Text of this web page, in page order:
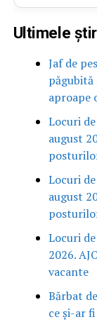
Ultimele
Jaf de
păgubită
aproape
Locuri
august
Locuri
august
Locuri
2026.
vacante
Bărbat
ce și-ar